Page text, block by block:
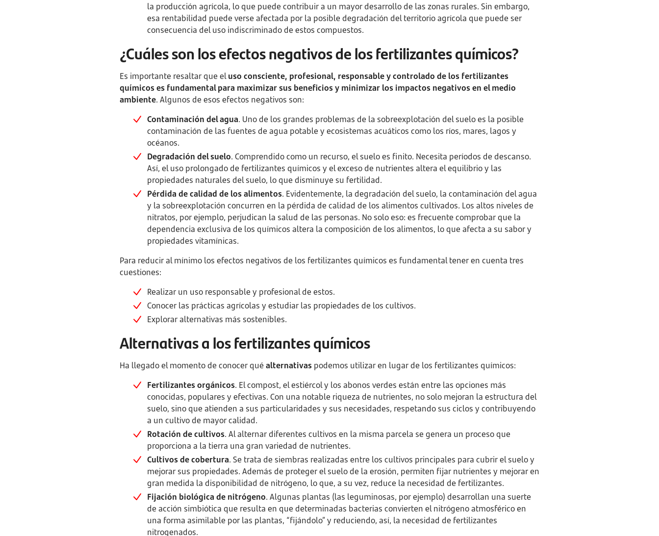
la producción agrícola, lo que puede contribuir a un mayor desarrollo de las zonas rurales. Sin embargo,
esa rentabilidad puede verse afectada por la posible degradación del territorio agrícola que puede ser
consecuencia del uso indiscriminado de estos compuestos.
¿Cuáles son los efectos negativos de los fertilizantes químicos?
Es importante resaltar que eluso consciente, profesional, responsable y controlado de los fertilizantes
químicos es fundamental para maximizar sus beneficios y minimizar los impactos negativos en el medio
ambiente. Algunos de esos efectos negativos son:
Contaminación del agua. Uno de los grandes problemas de la sobreexplotación del suelo es la posible
contaminación de las fuentes de agua potable y ecosistemas acuáticos como los ríos, mares, lagos y
océanos.
Degradación del suelo. Comprendido como un recurso, el suelo es finito. Necesita períodos de descanso.
Así, el uso prolongado de fertilizantes químicos y el exceso de nutrientes altera el equilibrio y las
propiedades naturales del suelo, lo que disminuye su fertilidad.
Pérdida de calidad de los alimentos. Evidentemente, la degradación del suelo, la contaminación del agua
y la sobreexplotación concurren en la pérdida de calidad de los alimentos cultivados. Los altos niveles de
nitratos, por ejemplo, perjudican la salud de las personas. No solo eso: es frecuente comprobar que la
dependencia exclusiva de los químicos altera la composición de los alimentos, lo que afecta a su sabor y
propiedades vitamínicas.
Para reducir al mínimo los efectos negativos de los fertilizantes químicos es fundamental tener en cuenta tres
cuestiones:
Realizar un uso responsable y profesional de estos.
Conocer las prácticas agrícolas y estudiar las propiedades de los cultivos.
Explorar alternativas más sostenibles.
Alternativas a los fertilizantes químicos
Ha llegado el momento de conocer qué alternativas podemos utilizar en lugar de los fertilizantes químicos:
Fertilizantes orgánicos. El compost, el estiércol y los abonos verdes están entre las opciones más
conocidas, populares y efectivas. Con una notable riqueza de nutrientes, no solo mejoran la estructura del
suelo, sino que atienden a sus particularidades y sus necesidades, respetando sus ciclos y contribuyendo
a un cultivo de mayor calidad.
Rotación de cultivos. Al alternar diferentes cultivos en la misma parcela se genera un proceso que
proporciona a la tierra una gran variedad de nutrientes.
Cultivos de cobertura. Se trata de siembras realizadas entre los cultivos principales para cubrir el suelo y
mejorar sus propiedades. Además de proteger el suelo de la erosión, permiten fijar nutrientes y mejorar en
gran medida la disponibilidad de nitrógeno, lo que, a su vez, reduce la necesidad de fertilizantes.
Fijación biológica de nitrógeno. Algunas plantas (las leguminosas, por ejemplo) desarrollan una suerte
de acción simbiótica que resulta en que determinadas bacterias convierten el nitrógeno atmosférico en
una forma asimilable por las plantas, “fijándolo” y reduciendo, así, la necesidad de fertilizantes
nitrogenados.